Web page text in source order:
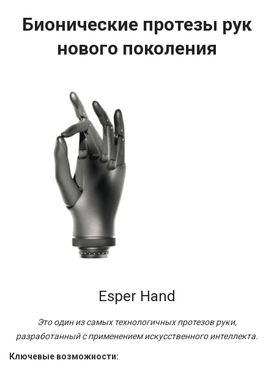
Бионические протезы рук
нового поколения
Esper Hand
Это один из самых технологичных протезов руки,
разработанный с применением искусственного интеллекта.
Ключевые возможности: